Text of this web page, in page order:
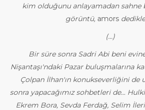
kim olduğunu anlayamadan sahne
görüntü, amors
(...)
Bir süre sonra Sadri Abi beni
Nişantaşı'ndaki Pazar buluşmalarına
Çolpan İlhan'ın konukseverliğini de
sonra yapacağımız sohbetleri de...
Ekrem Bora, Sevda Ferdağ, Selim